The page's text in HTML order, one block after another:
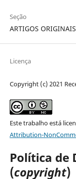
Seção
ARTIGOS ORIGINAIS
Licença
Copyright (c) 2021
Este trabalho está
Attribution-
Política de
(copyright)